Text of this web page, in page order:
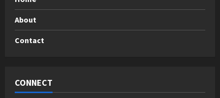
About
Contact
CONNECT